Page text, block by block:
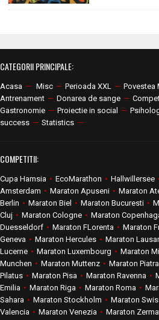
CATEGORII PRINCIPALE:
Acasa — Misc — Perioada XXL — Povestea
Antrenament — Donarea de sange —
Gastronomie — Proiectie in social —
success — Statistics —
COMPETITII:
Cupa Hamsia • EcoMarathon • Hallwillersee
Amsterdam • Maraton Apuseni • Maraton
Berlin • Maraton Biel • Maraton Bucuresti •
Cluj • Maraton Cologne • Maraton
Duesseldorf • Maraton FLorenta • Maraton
Geneva • Maraton Hercules • Maraton
Lucerne • Maraton Luxembourg • Maraton
Munchen • Maraton Muttenz • Maraton
Pilatus • Maraton Pisa • Maraton Ravenna •
Emilia • Maraton Riga • Maraton Roma •
Sahara • Maraton Stockholm • Maraton
Valencia • Maraton Venezia • Maraton